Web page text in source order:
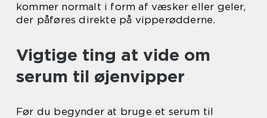
kommer normalt i form af væsker eller geler,
der påføres direkte på vipperødderne.
Vigtige ting at vide om
serum til øjenvipper
Før du begynder at bruge et serum til